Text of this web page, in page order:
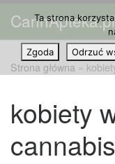
Przejdź do treści
CannApteka.pl
Strona główna »
kobiety
cannabis
Ta strona
Zgoda
Odrzuć